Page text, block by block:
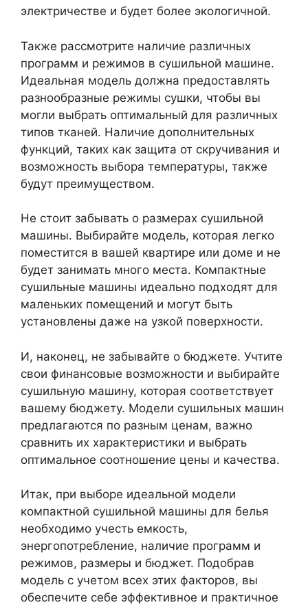
электричестве и будет более экологичной.
Также рассмотрите наличие различных
программ и режимов в сушильной машине.
Идеальная модель должна предоставлять
разнообразные режимы сушки, чтобы вы
могли выбрать оптимальный для различных
типов тканей. Наличие дополнительных
функций, таких как защита от скручивания и
возможность выбора температуры, также
будут преимуществом.
Не стоит забывать о размерах сушильной
машины. Выбирайте модель, которая легко
поместится в вашей квартире или доме и не
будет занимать много места. Компактные
сушильные машины идеально подходят для
маленьких помещений и могут быть
установлены даже на узкой поверхности.
И, наконец, не забывайте о бюджете. Учтите
свои финансовые возможности и выбирайте
сушильную машину, которая соответствует
вашему бюджету. Модели сушильных машин
предлагаются по разным ценам, важно
сравнить их характеристики и выбрать
оптимальное соотношение цены и качества.
Итак, при выборе идеальной модели
компактной сушильной машины для белья
необходимо учесть емкость,
энергопотребление, наличие программ и
режимов, размеры и бюджет. Подобрав
модель с учетом всех этих факторов, вы
обеспечите себе эффективное и практичное